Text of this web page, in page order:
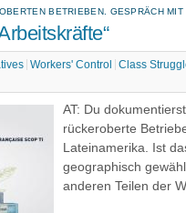
BETRIEBEN. GESPRÄCH
Workers' Control Class
AT: Du
rückeroberte
Lateinamerika. Ist
geographisch
anderen Teilen der